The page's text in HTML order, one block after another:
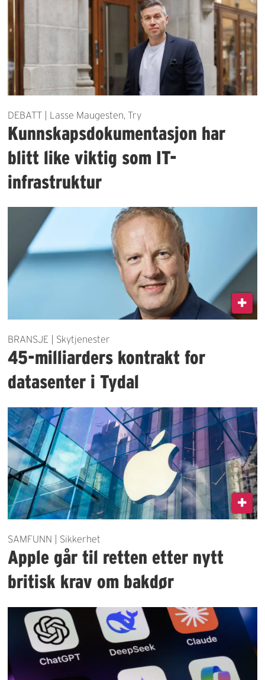
DEBATT | Lasse Maugesten, Try
Kunnskapsdokumentasjon har
blitt like viktig som IT-
infrastruktur
BRANSJE | Skytjenester
45-milliarders kontrakt for
datasenter i Tydal
SAMFUNN | Sikkerhet
Apple går til retten etter nytt
britisk krav om bakdør